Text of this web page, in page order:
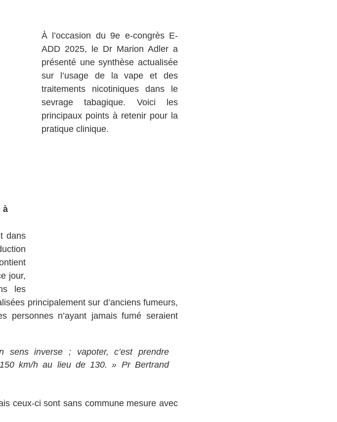
À l’occasion du 9e e-congrès E-
ADD 2025, le Dr Marion Adler a
présenté une synthèse actualisée
sur l’usage de la vape et des
traitements nicotiniques dans le
sevrage tabagique. Voici les
principaux points à retenir pour la
pratique clinique.
à
dans
jour,
les
principalement sur d’anciens fumeurs,
n’ayant jamais fumé seraient
sens inverse ; vapoter, c’est prendre
km/h au lieu de 130. » Pr Bertrand
ceux-ci sont sans commune mesure avec